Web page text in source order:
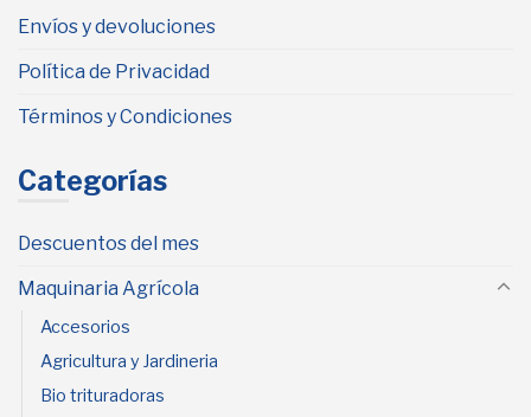
Envíos y devoluciones
Política de Privacidad
Términos y Condiciones
Categorías
Descuentos del mes
Maquinaria Agrícola
Accesorios
Agricultura y Jardineria
Bio trituradoras